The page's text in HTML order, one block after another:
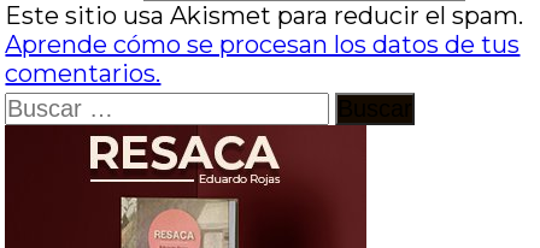
Este sitio usa Akismet para reducir el spam.
Aprende cómo se procesan los datos de tus
comentarios.
Buscar: